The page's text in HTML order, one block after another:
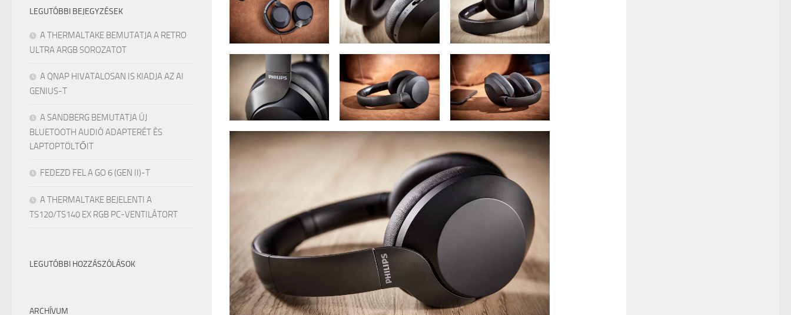
LEGUTÓBBI BEJEGYZÉSEK
A THERMALTAKE BEMUTATJA A RETRO
ULTRA ARGB SOROZATOT
A QNAP HIVATALOSAN IS KIADJA AZ AI
GENIUS-T
A SANDBERG BEMUTATJA ÚJ
BLUETOOTH AUDIÓ ADAPTERÉT ÉS
LAPTOPTÖLTŐIT
FEDEZD FEL A GO 6 (GEN II)-T
A THERMALTAKE BEJELENTI A
TS120/TS140 EX RGB PC-VENTILÁTORT
LEGUTÓBBI HOZZÁSZÓLÁSOK
ARCHÍVUM